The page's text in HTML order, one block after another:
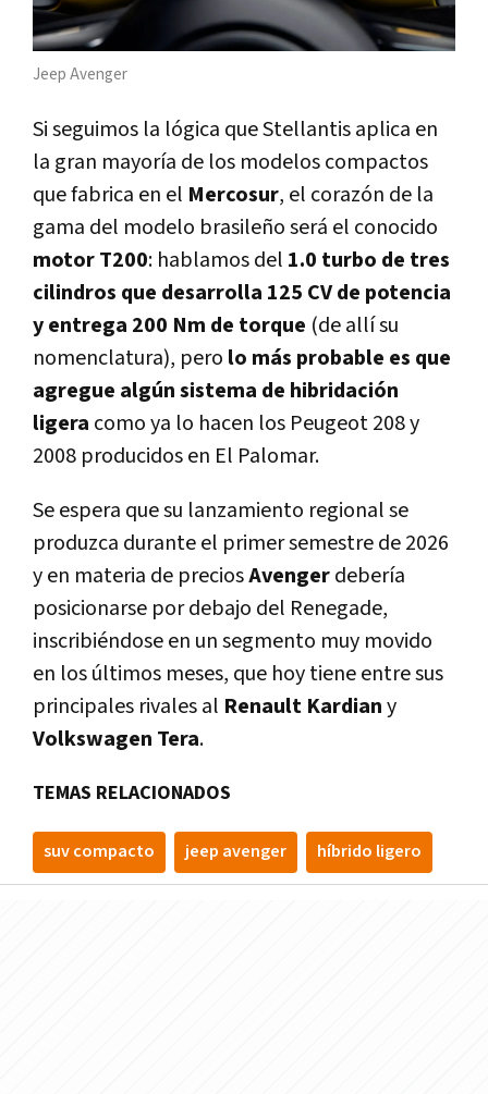
Jeep Avenger
Si seguimos la lógica que Stellantis aplica en
la gran mayoría de los modelos compactos
que fabrica en el Mercosur, el corazón de la
gama del modelo brasileño será el conocido
motor T200: hablamos del 1.0 turbo de tres
cilindros que desarrolla 125 CV de potencia
y entrega 200 Nm de torque (de allí su
nomenclatura), pero lo más probable es que
agregue algún sistema de hibridación
ligera como ya lo hacen los Peugeot 208 y
2008 producidos en El Palomar.
Se espera que su lanzamiento regional se
produzca durante el primer semestre de 2026
y en materia de preciosAvengerdebería
posicionarse por debajo del Renegade,
inscribiéndose en un segmento muy movido
en los últimos meses, que hoy tiene entre sus
principales rivales al Renault Kardiany
Volkswagen Tera.
TEMAS RELACIONADOS
suv compacto jeep avenger híbrido ligero